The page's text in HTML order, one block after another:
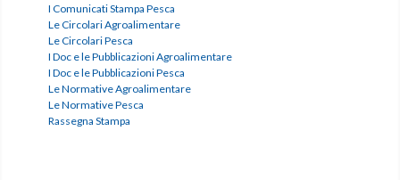
I Comunicati Stampa Pesca
Le Circolari Agroalimentare
Le Circolari Pesca
I Doc e le Pubblicazioni Agroalimentare
I Doc e le Pubblicazioni Pesca
Le Normative Agroalimentare
Le Normative Pesca
Rassegna Stampa